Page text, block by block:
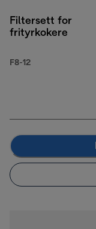
Filtersett for
frityrkokere
F8-12